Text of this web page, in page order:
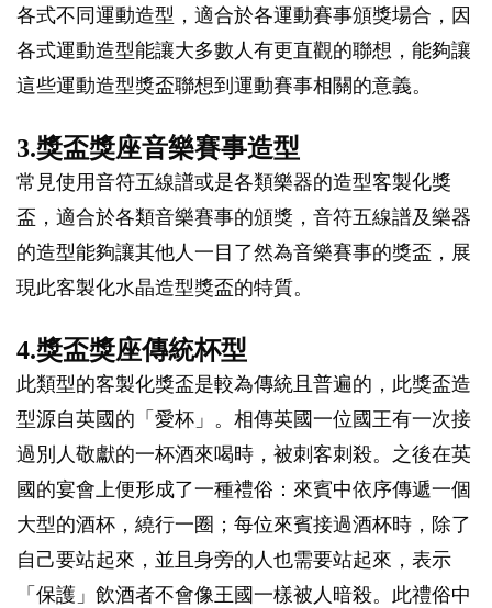
各式不同運動造型，適合於各運動賽事頒獎場合，因
各式運動造型能讓大多數人有更直觀的聯想，能夠讓
這些運動造型獎盃聯想到運動賽事相關的意義。
3.獎盃獎座音樂賽事造型
常見使用音符五線譜或是各類樂器的造型客製化獎
盃，適合於各類音樂賽事的頒獎，音符五線譜及樂器
的造型能夠讓其他人一目了然為音樂賽事的獎盃，展
現此客製化水晶造型獎盃的特質。
4.獎盃獎座傳統杯型
此類型的客製化獎盃是較為傳統且普遍的，此獎盃造
型源自英國的「愛杯」。相傳英國一位國王有一次接
過別人敬獻的一杯酒來喝時，被刺客刺殺。之後在英
國的宴會上便形成了一種禮俗：來賓中依序傳遞一個
大型的酒杯，繞行一圈；每位來賓接過酒杯時，除了
自己要站起來，並且身旁的人也需要站起來，表示
「保護」飲酒者不會像王國一樣被人暗殺。此禮俗中